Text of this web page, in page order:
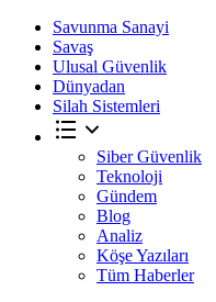
Savunma Sanayi
Savaş
Ulusal Güvenlik
Dünyadan
Silah Sistemleri
Siber Güvenlik
Teknoloji
Gündem
Blog
Analiz
Köşe Yazıları
Tüm Haberler